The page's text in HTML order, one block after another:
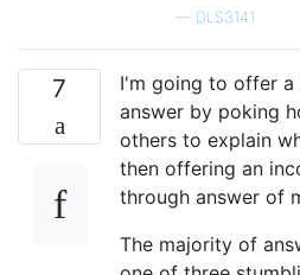
— DLS3141
7
I'm going to offer a
answer by poking
others to explain
then offering an
through answer of
The majority of